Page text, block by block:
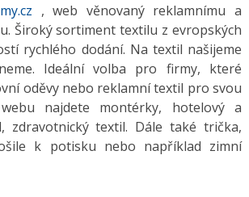
, web věnovaný reklamnímu a
Široký sortiment textilu z evropských
rychlého dodání. Na textil našijeme
Ideální volba pro firmy, které
oděvy nebo reklamní textil pro svou
najdete montérky, hotelový a
zdravotnický textil. Dále také trička,
k potisku nebo například zimní